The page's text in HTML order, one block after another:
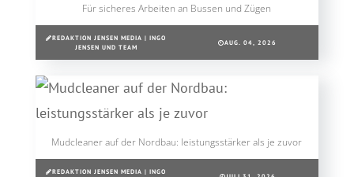
Für sicheres Arbeiten an Bussen und Zügen
REDAKTION JENSEN MEDIA | INGO
JENSEN UND TEAM
AUG. 04, 2026
Mudcleaner auf der Nordbau: leistungsstärker als je zuvor
REDAKTION JENSEN MEDIA | INGO